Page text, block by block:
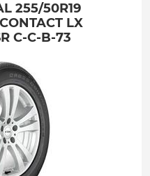
255/50R19
LX
C-C-B-73